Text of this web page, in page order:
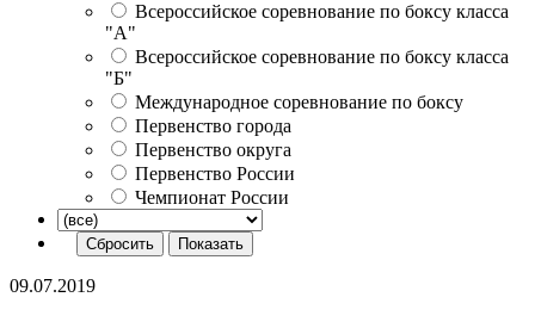
Всероссийское соревнование по боксу класса
"А"
Всероссийское соревнование по боксу класса
"Б"
Международное соревнование по боксу
Первенство города
Первенство округа
Первенство России
Чемпионат России
09.07.2019